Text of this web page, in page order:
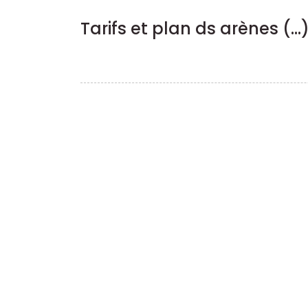
Tarifs et plan ds arènes